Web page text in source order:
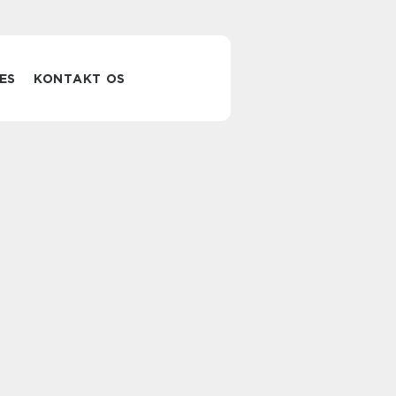
KONTAKT OS